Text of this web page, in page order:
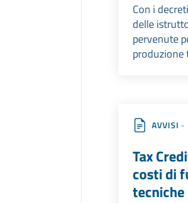
Con i
delle
pervenute
produzione
AVVISI -
Tax
costi di
tecniche